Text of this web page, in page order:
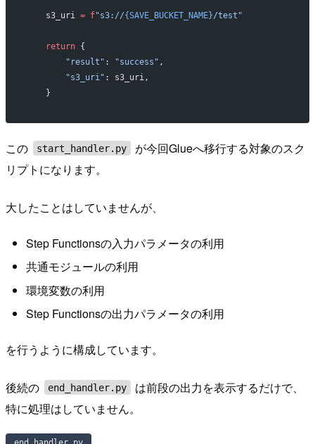
    s3_uri
= f"s3://{SAVE_BUCKET_NAME}/test"
    return
{
        "result"
: "success" ,
        "s3_uri"
: s3_uri,
    }
この start_handler.py
が今回Glueへ移行する対象のスク
リプトになります。
大したことはしていませんが、
Step Functionsの入力パラメータの利用
共通モジュールの利用
環境変数の利用
Step Functionsの出力パラメータの利用
を行うように構成しています。
後続の end_handler.py
は前段の出力を表示するだけで、
特に処理はしていません。